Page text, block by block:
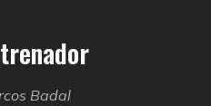
Badal